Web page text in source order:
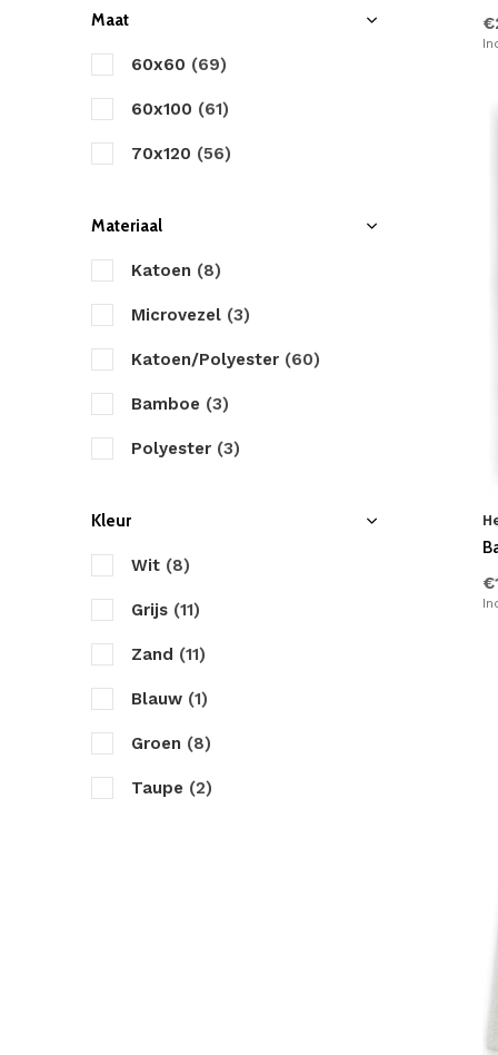
Maat
60x60 (69)
60x100 (61)
70x120 (56)
Materiaal
Katoen (8)
Microvezel (3)
Katoen/Polyester (60)
Bamboe (3)
Polyester (3)
Kleur
Wit (8)
Grijs (11)
Zand (11)
Blauw (1)
Groen (8)
Taupe (2)